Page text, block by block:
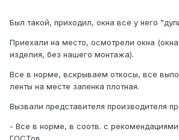
Был такой, приходил, окна все у него
Приехали на место, осмотрели окна
изделия, без нашего монтажа).
Все в норме, вскрываем откосы, все
ленты на месте запенка плотная.
Вызвали представителя производителя
- Все в норме, в соотв. с рекомендациями
ГОСТов.